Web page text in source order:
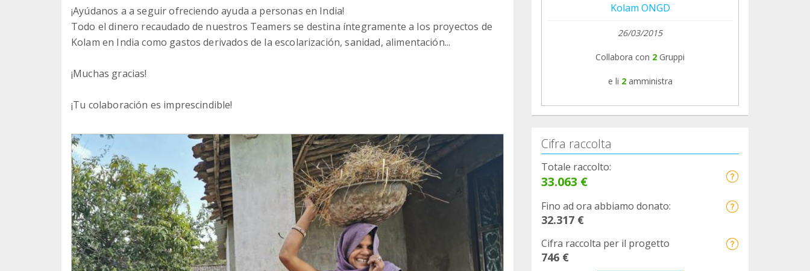
¡Ayúdanos a a seguir ofreciendo ayuda a personas en India!
Todo el dinero recaudado de nuestros Teamers se destina íntegramente a los proyectos de
Kolam en India como gastos derivados de la escolarización, sanidad, alimentación...
¡Muchas gracias!
¡Tu colaboración es imprescindible!
Kolam ONGD
26/03/2015
Collabora con 2 Gruppi
e li 2 amministra
Cifra raccolta
Totale raccolto:
33.063 €
Fino ad ora abbiamo donato:
32.317 €
Cifra raccolta per il progetto
746 €